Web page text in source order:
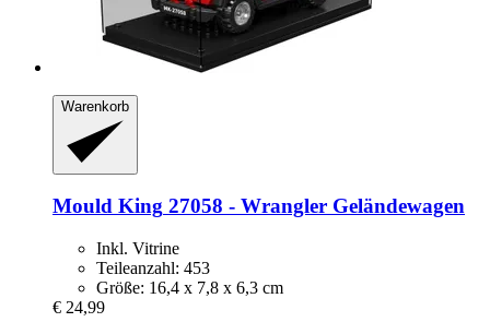
Warenkorb
Mould King 27058 -​ Wrangler Geländewagen
Inkl. Vitrine
Teileanzahl: 453
Größe: 16,4 x 7,8 x 6,3 cm
€ 24,99